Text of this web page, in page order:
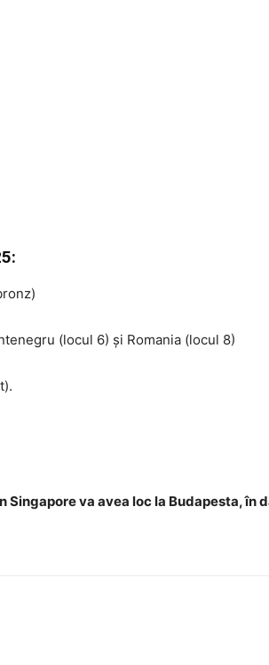
(locul 6) şi Romania (locul 8)
va avea loc la Budapesta, în